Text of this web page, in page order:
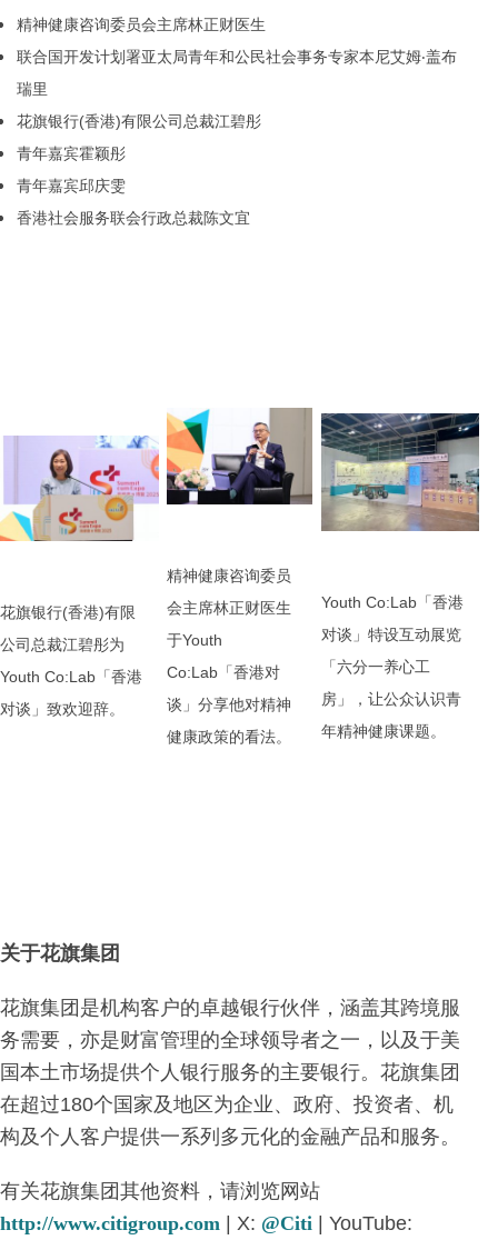
精神健康咨询委员会主席林正财医生
联合国开发计划署亚太局青年和公民社会事务专家本尼艾姆‧盖布
瑞里
花旗银行(香港)有限公司总裁江碧彤
青年嘉宾霍颖彤
青年嘉宾邱庆雯
香港社会服务联会行政总裁陈文宜
花旗银行(香港)有限
公司总裁江碧彤为
Youth Co:Lab「香港
对谈」致欢迎辞。
精神健康咨询委员
会主席林正财医生
于Youth
Co:Lab「香港对
谈」分享他对精神
健康政策的看法。
Youth Co:Lab「香港
对谈」特设互动展览
「六分一养心工
房」，让公众认识青
年精神健康课题。
关于花旗集团
花旗集团是机构客户的卓越银行伙伴，涵盖其跨境服
务需要，亦是财富管理的全球领导者之一，以及于美
国本土市场提供个人银行服务的主要银行。花旗集团
在超过180个国家及地区为企业、政府、投资者、机
构及个人客户提供一系列多元化的金融产品和服务。
有关花旗集团其他资料，请浏览网站
http://www.citigroup.com | X: @Citi | YouTube: